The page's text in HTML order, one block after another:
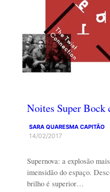
Noites Super Bock
SARA QUARESMA CAPITÃO
14/02/2017
Supernova: a explosão
imensidão do espaço.
brilho é superior…